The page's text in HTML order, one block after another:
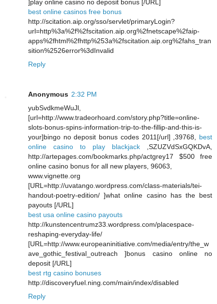
]play online casino no deposit bonus [/URL]
best online casinos free bonus
http://scitation.aip.org/sso/servlet/primaryLogin?
url=http%3a%2f%2fscitation.aip.org%2fnetscape%2faip-
apps%2fhtml%2fhttp%253a%2fscitation.aip.org%2fahs_tran
sition%2526error%3dInvalid
Reply
Anonymous 2:32 PM
yubSvdkmeWuJl,
[url=http://www.tradeorhoard.com/story.php?title=online-
slots-bonus-spins-information-trip-to-the-fillip-and-this-is-
your]bingo no deposit bonus codes 2011[/url] ,39768, best
online casino to play blackjack ,SZUZVdSxGQKDvA,
http://artepages.com/bookmarks.php/actgrey17 $500 free
online casino bonus for all new players, 96063,
www.vignette.org
[URL=http://uvatango.wordpress.com/class-materials/tei-
handout-poetry-edition/ ]what online casino has the best
payouts [/URL]
best usa online casino payouts
http://kunstencentrumz33.wordpress.com/placespace-
reshaping-everyday-life/
[URL=http://www.europeaninitiative.com/media/entry/the_w
ave_gothic_festival_outreach ]bonus casino online no
deposit [/URL]
best rtg casino bonuses
http://discoveryfuel.ning.com/main/index/disabled
Reply